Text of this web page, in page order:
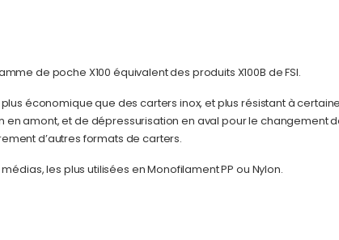
de poche X100 équivalent des produits X100B de FSI.
économique que des carters inox, et plus résistant à
amont, et de dépressurisation en aval pour le changement
d’autres formats de carters.
les plus utilisées en Monofilament PP ou Nylon.